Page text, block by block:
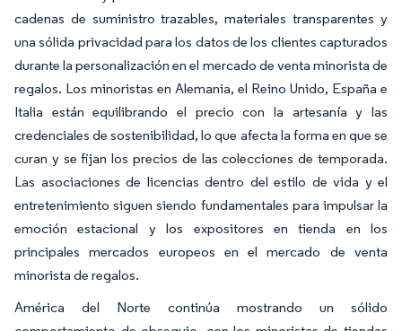
cadenas de suministro trazables, materiales transparentes y
una sólida privacidad para los datos de los clientes capturados
durante la personalización en el mercado de venta minorista de
regalos. Los minoristas en Alemania, el Reino Unido, España e
Italia están equilibrando el precio con la artesanía y las
credenciales de sostenibilidad, lo que afecta la forma en que se
curan y se fijan los precios de las colecciones de temporada.
Las asociaciones de licencias dentro del estilo de vida y el
entretenimiento siguen siendo fundamentales para impulsar la
emoción estacional y los expositores en tienda en los
principales mercados europeos en el mercado de venta
minorista de regalos.
América del Norte continúa mostrando un sólido